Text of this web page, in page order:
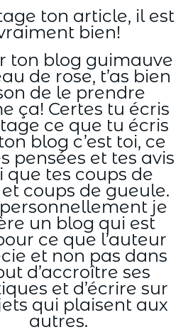
ton article, il est
bien!
ton blog guimauve
de rose, t’as bien
de le prendre
ça! Certes tu écris
ce que tu écris
blog c’est toi, ce
pensées et tes avis
que tes coups de
coups de gueule.
je
un blog qui est
ce que l’auteur
et non pas dans
d’accroître ses
et d’écrire sur
qui plaisent aux
autres.